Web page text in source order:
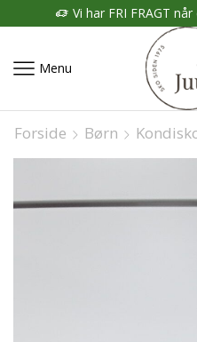
Vi har FRI FRAGT
Menu
Forside Børn